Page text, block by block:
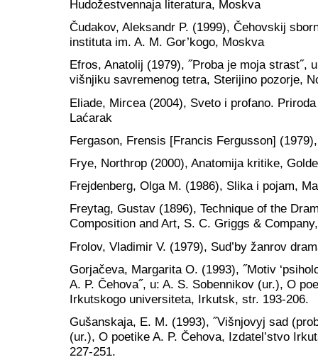
Hudožestvennaja literatura, Moskva
Čudakov, Aleksandr P. (1999), Čehovskij
instituta im. A. M. Gor’kogo, Moskva
Efros, Anatolij (1979), ˝Proba je moja strast˝,
višnjiku savremenog tetra, Sterijino pozorje,
Eliade, Mircea (2004), Sveto i profano.
Laćarak
Fergason, Frensis [Francis Fergusson]
Frye, Northrop (2000), Anatomija kritike,
Frejdenberg, Olga M. (1986), Slika i pojam,
Freytag, Gustav (1896), Technique of the
Composition and Art, S. C. Griggs &
Frolov, Vladimir V. (1979), Sud’by žanrov
Gorjačeva, Margarita O. (1993), ˝Motiv
A. P. Čehova˝, u: A. S. Sobennikov (ur.), O
Irkutskogo universiteta, Irkutsk, str. 193-206.
Gušanskaja, E. M. (1993), ˝Višnjovyj sad
(ur.), O poetike A. P. Čehova, Izdatel’stvo
227-251.